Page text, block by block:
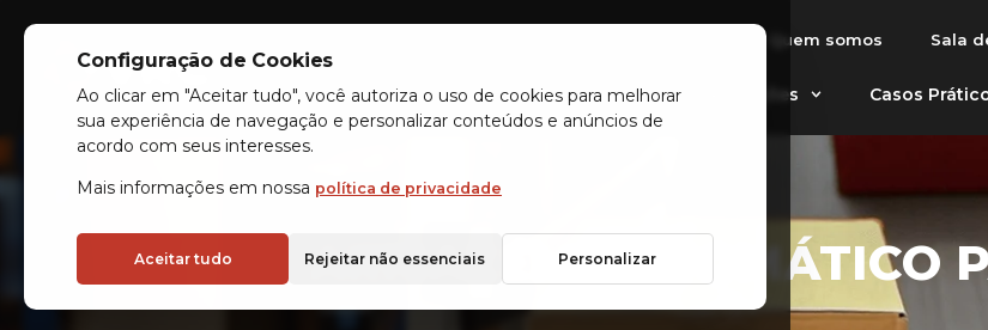
Configuração de Cookies
Ao clicar em "Aceitar tudo", você autoriza o uso de cookies para melhorar
sua experiência de navegação e personalizar conteúdos e anúncios de
acordo com seus interesses.
Mais informações em nossa política de privacidade
Aceitar tudo Rejeitar não essenciais Personalizar
Quem somos Sala
Indústrias Armazéns automáticos Aplicações Casos
ARMAZÉM AUTOMÁTICO